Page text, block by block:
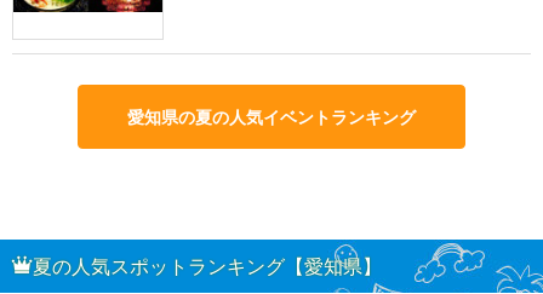
愛知県の夏の人気イベントランキング
夏の人気スポットランキング【愛知県】